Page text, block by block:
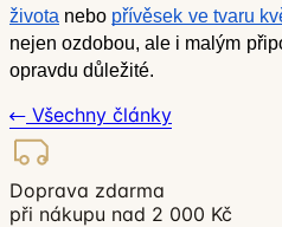
života nebo přívěsek ve tvaru
nejen ozdobou, ale i malým
opravdu důležité.
Všechny články
Doprava zdarma
při nákupu nad 2 000 Kč